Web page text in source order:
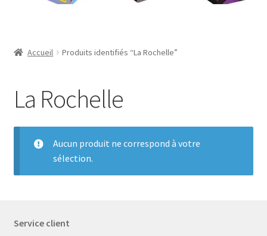
Mon compte
Panier
Validation de la commande
Accueil Produits identifiés “La Rochelle”
La Rochelle
Aucun produit ne correspond à votre
sélection.
Service client